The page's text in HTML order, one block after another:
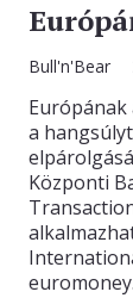
Bull'n'Bear
Európának
a
Központi